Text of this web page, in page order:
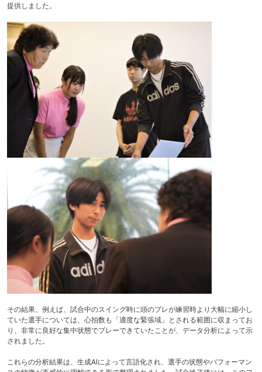
提供しました。
その結果、例えば、試合中のスイング時に頭のブレが練習時より大幅に縮小し
ていた選手については、心拍数も「適度な緊張域」とされる範囲に収まってお
り、非常に良好な集中状態でプレーできていたことが、データ分析によって示
されました。
これらの分析結果は、生成AIによって言語化され、選手の状態やパフォーマン